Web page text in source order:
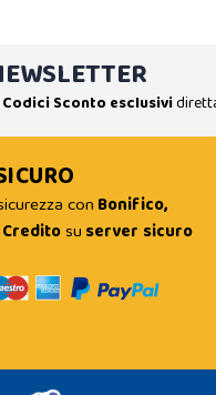
Sconto esclusivi
con Bonifico,
su server sicuro